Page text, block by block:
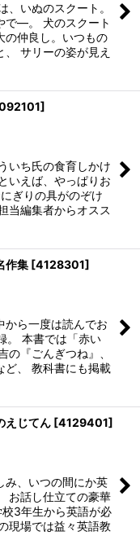
、いぬのスクート。
で―。 犬のスクート
の仲良し。いつもの
サリーの姿が見え
]
いち氏の食育しかけ
いえば、やっぱりお
ぎりの具がのぞけ
当編集者からオスス
作集 [4128301]
から一度は読んでお
。 本書では「赤い
の『ごんぎつね』、
ど、 教科書にも掲載
えじてん [4129401]
み、いつの間にか英
お話し仕立ての豪華
3年生から英語が必
現場では益々英語教